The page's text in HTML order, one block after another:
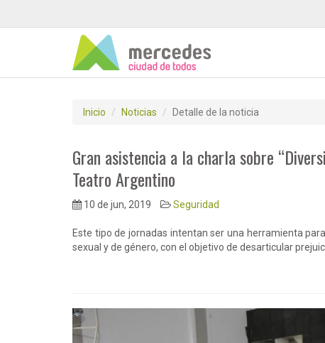
Inicio Noticias Detalle de la noticia
Gran asistencia a la charla sobre
Teatro Argentino
10 de jun, 2019 Seguridad
Este tipo de jornadas intentan ser una herramienta
sexual y de género, con el objetivo de desarticular